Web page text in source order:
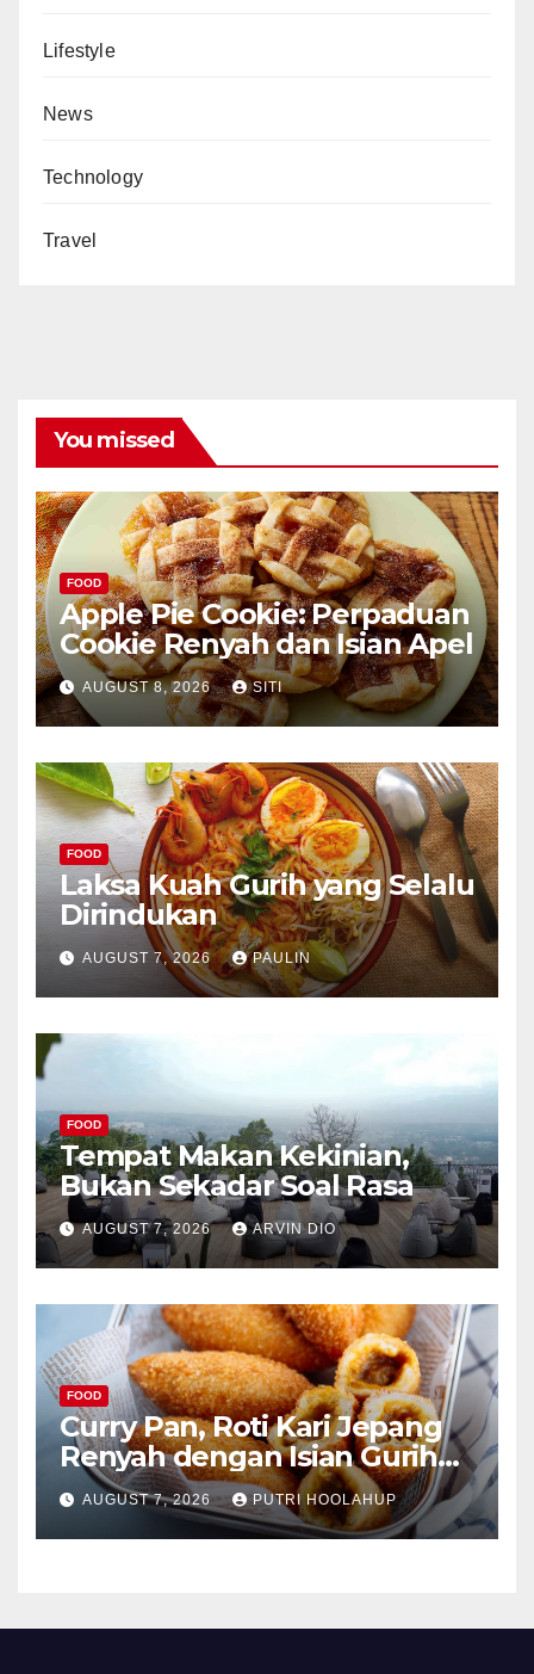
Lifestyle
News
Technology
Travel
You missed
FOOD
Apple Pie Cookie: Perpaduan
Cookie Renyah dan Isian Apel
AUGUST 8, 2026 SITI
FOOD
Laksa Kuah Gurih yang Selalu
Dirindukan
AUGUST 7, 2026 PAULIN
FOOD
Tempat Makan Kekinian,
Bukan Sekadar Soal Rasa
AUGUST 7, 2026 ARVIN DIO
FOOD
Curry Pan, Roti Kari Jepang
Renyah dengan Isian Gurih
Menggoda
AUGUST 7, 2026 PUTRI HOOLAHUP